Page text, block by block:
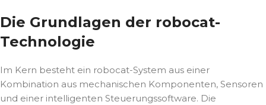
Die Grundlagen der robocat-
Technologie
Im Kern besteht ein robocat-System aus einer
Kombination aus mechanischen Komponenten, Sensoren
und einer intelligenten Steuerungssoftware. Die